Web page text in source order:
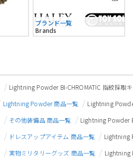
ブランド一覧
Brands
Lightning Powder BI-CHROMATIC 指紋採取
Lightning Powder 商品一覧
Lightning
その他装備品 商品一覧
Lightning Powder
ドレスアップアイテム 商品一覧
Lightning
実物ミリタリーグッズ 商品一覧
Lightning